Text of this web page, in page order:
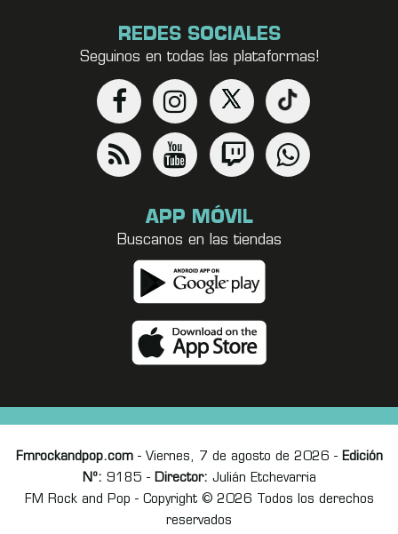
REDES SOCIALES
Seguinos en todas las plataformas!
APP MÓVIL
Buscanos en las tiendas
Fmrockandpop.com- Viernes, 7 de agosto de 2026 - Edición
Nº: 9185 - Director: Julián Etchevarria
FM Rock and Pop - Copyright © 2026 Todos los derechos
reservados